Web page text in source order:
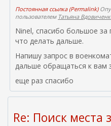
Постоянная ссылка (Permalink)
пользователем Татьяна
Ninel, спасибо большое за
что делать дальше.
Напишу запрос в
дальше обращаться к вам
еще раз спасибо
Re: Поиск места